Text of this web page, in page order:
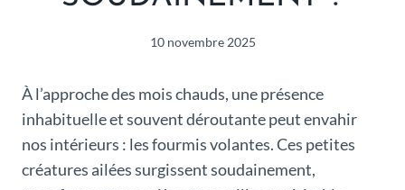
10 novembre 2025
À l’approche des mois chauds, une présence
inhabituelle et souvent déroutante peut envahir
nos intérieurs : les fourmis volantes. Ces petites
créatures ailées surgissent soudainement,